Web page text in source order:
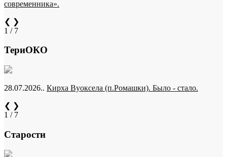
современника».
❮ ❯
1 / 7
ТериОКО
28.07.2026.. Кирха Вуоксела (п.Ромашки). Было - стало.
❮ ❯
1 / 7
Старости